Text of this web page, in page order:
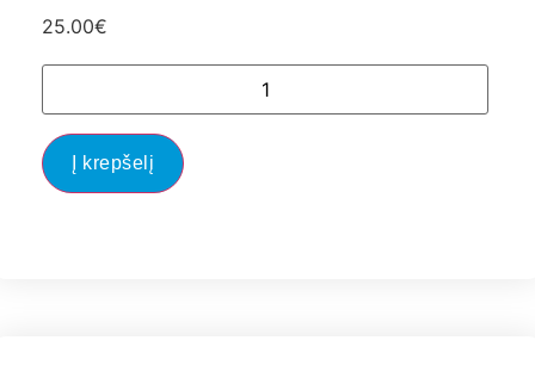
25.00€
Į krepšelį